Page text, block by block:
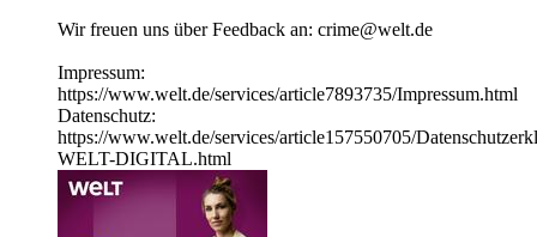
Wir freuen uns über Feedback an: crime@welt.de
Impressum:
https://www.welt.de/services/article7893735/Impressum.html
Datenschutz:
https://www.welt.de/services/article157550705/
WELT-DIGITAL.html